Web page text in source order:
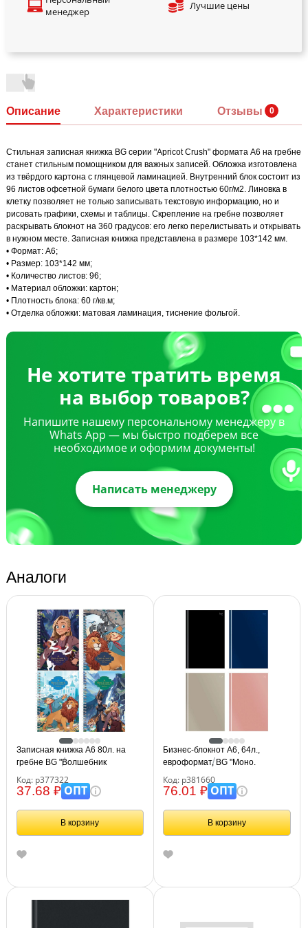
менеджер
Лучшие цены
Описание Характеристики Отзывы
Стильная записная книжка BG серии "Apricot Crush" формата А6 на гребне
станет стильным помощником для важных записей. Обложка изготовлена
из твёрдого картона с глянцевой ламинацией. Внутренний блок состоит из
96 листов офсетной бумаги белого цвета плотностью 60г/м2. Линовка в
клетку позволяет не только записывать текстовую информацию, но и
рисовать графики, схемы и таблицы. Скрепление на гребне позволяет
раскрывать блокнот на 360 градусов: его легко перелистывать и открывать
в нужном месте. Записная книжка представлена в размере 103*142 мм.
• Формат: А6;
• Размер: 103*142 мм;
• Количество листов: 96;
• Материал обложки: картон;
• Плотность блока: 60 г/кв.м;
• Отделка обложки: матовая ламинация, тиснение фольгой.
Не хотите тратить время
на выбор товаров?
Напишите нашему персональному менеджеру в
Whats App — мы быстро подберем все
необходимое и оформим документы!
Написать менеджеру
Аналоги
Записная книжка А6 80л. на
гребне BG "Волшебник
Код: р377322
37.68 ₽ОПТ
В корзину
Бизнес-блокнот А6, 64л.,
евроформат, BG "Моно.
ламинация
Код: р381660
76.01 ₽ОПТ
В корзину